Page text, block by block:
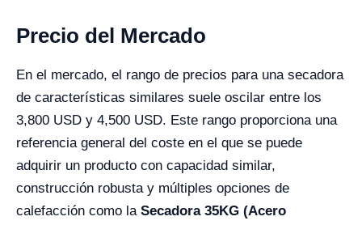
Precio del Mercado
En el mercado, el rango de precios para una secadora
de características similares suele oscilar entre los
3,800 USD y 4,500 USD. Este rango proporciona una
referencia general del coste en el que se puede
adquirir un producto con capacidad similar,
construcción robusta y múltiples opciones de
calefacción como la Secadora 35KG (Acero